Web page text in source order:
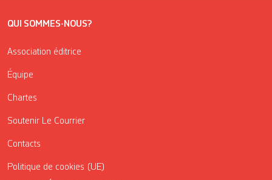
QUI SOMMES-NOUS?
Association éditrice
Équipe
Chartes
Soutenir Le Courrier
Contacts
Politique de cookies (UE)